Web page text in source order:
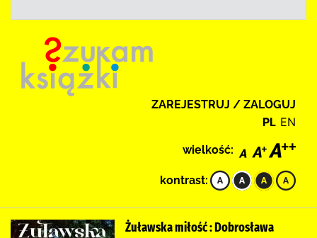
ZAREJESTRUJ / ZALOGUJ
PL EN
wielkość:
kontrast:
Żuławska miłość : Dobrosława